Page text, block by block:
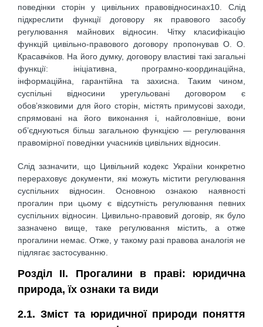
поведінки сторін у цивільних правовідносинах10. Слід
підкреслити функції договору як правового засобу
регулювання майнових відносин. Чітку класифікацію
функцій цивільно-правового договору пропонував О. О.
Красавчіков. На його думку, договору властиві такі загальні
функції: ініціативна, програмно-координаційна,
інформаційна, гарантійна та захисна. Таким чином,
суспільні відносини урегульовані договором є
обов’язковими для його сторін, містять примусові заходи,
спрямовані на його виконання і, найголовніше, вони
об’єднуються більш загальною функцією — регулювання
правомірної поведінки учасників цивільних відносин.
Слід зазначити, що Цивільний кодекс України конкретно
перераховує документи, які можуть містити регулювання
суспільних відносин. Основною ознакою наявності
прогалин при цьому є відсутність регулювання певних
суспільних відносин. Цивильно-правовий договір, як було
зазначено вище, таке регулювання містить, а отже
прогалини немає. Отже, у такому разі правова аналогія не
підлягає застосуванню.
Розділ ІІ. Прогалини в праві: юридична
природа, їх ознаки та види
2.1. Зміст та юридичної природи поняття